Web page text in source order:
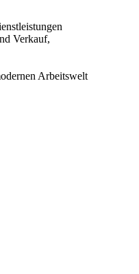
Verkauf,
Arbeitswelt